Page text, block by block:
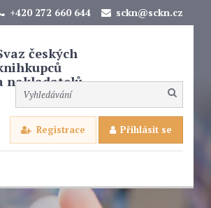
+420 272 660 644 sckn@sckn.cz
českých
nakladatelů
Registrace Přihlásit se